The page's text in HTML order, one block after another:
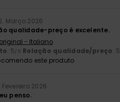
Março 2026
qualidade-preço é excelente.
- Italiano
: 5/5 Relação qualidade/preço: 5
este produto
Fevereiro 2026
penso.